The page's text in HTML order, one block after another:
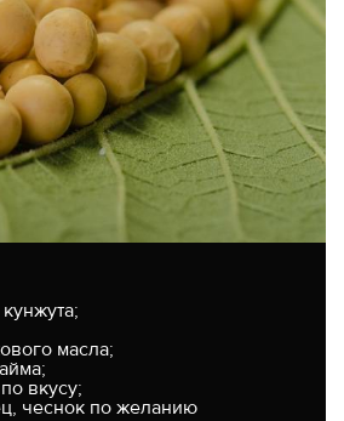
масла;
вкусу;
чеснок по желанию